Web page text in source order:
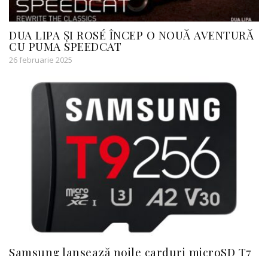
DUA LIPA ȘI ROSÉ ÎNCEP O NOUĂ AVENTURĂ
CU PUMA SPEEDCAT
26 februarie 2025
Samsung lansează noile carduri microSD T7